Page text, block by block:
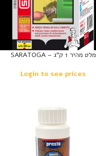
מלט מהיר 1 ק”ג – SARATOGA
Login to see prices